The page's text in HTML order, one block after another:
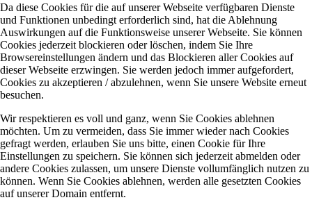
Da diese Cookies für die auf unserer Webseite verfügbaren Dienste
und Funktionen unbedingt erforderlich sind, hat die Ablehnung
Auswirkungen auf die Funktionsweise unserer Webseite. Sie können
Cookies jederzeit blockieren oder löschen, indem Sie Ihre
Browsereinstellungen ändern und das Blockieren aller Cookies auf
dieser Webseite erzwingen. Sie werden jedoch immer aufgefordert,
Cookies zu akzeptieren / abzulehnen, wenn Sie unsere Website erneut
besuchen.
Wir respektieren es voll und ganz, wenn Sie Cookies ablehnen
möchten. Um zu vermeiden, dass Sie immer wieder nach Cookies
gefragt werden, erlauben Sie uns bitte, einen Cookie für Ihre
Einstellungen zu speichern. Sie können sich jederzeit abmelden oder
andere Cookies zulassen, um unsere Dienste vollumfänglich nutzen zu
können. Wenn Sie Cookies ablehnen, werden alle gesetzten Cookies
auf unserer Domain entfernt.